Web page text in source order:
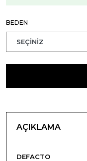
BEDEN
AÇIKLAMA
DEFACTO